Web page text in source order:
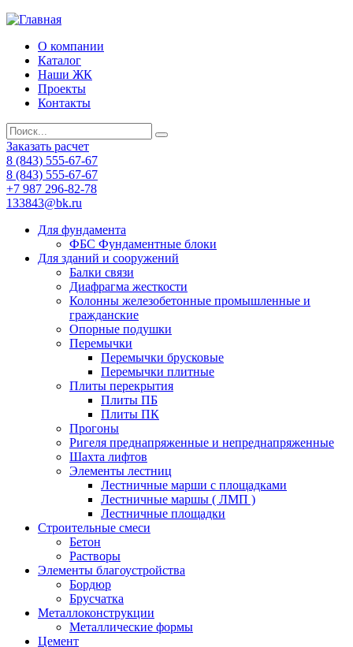
О компании
Каталог
Наши ЖК
Проекты
Контакты
Заказать расчет
8 (843) 555-67-67
8 (843) 555-67-67
+7 987 296-82-78
133843@bk.ru
Для фундамента
ФБС Фундаментные блоки
Для зданий и сооружений
Балки связи
Диафрагма жесткости
Колонны железобетонные промышленные и
гражданские
Опорные подушки
Перемычки
Перемычки брусковые
Перемычки плитные
Плиты перекрытия
Плиты ПБ
Плиты ПК
Прогоны
Ригеля преднапряженные и непреднапряженные
Шахта лифтов
Элементы лестниц
Лестничные марши с площадками
Лестничные маршы ( ЛМП )
Лестничные площадки
Строительные смеси
Бетон
Растворы
Элементы благоустройства
Бордюр
Брусчатка
Металлоконструкции
Металлические формы
Цемент